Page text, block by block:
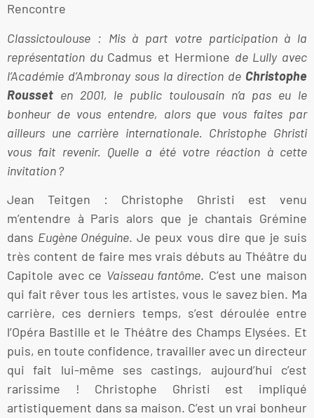
Rencontre
Classictoulouse : Mis à part votre participation à la
représentation du Cadmus et Hermione de Lully avec
l’Académie d’Ambronay sous la direction de Christophe
Rousset en 2001, le public toulousain n’a pas eu le
bonheur de vous entendre, alors que vous faites par
ailleurs une carrière internationale. Christophe Ghristi
vous fait revenir. Quelle a été votre réaction à cette
invitation ?
Jean Teitgen : Christophe Ghristi est venu
m’entendre à Paris alors que je chantais Grémine
dans Eugène Onéguine. Je peux vous dire que je suis
très content de faire mes vrais débuts au Théâtre du
Capitole avec ce Vaisseau fantôme. C’est une maison
qui fait rêver tous les artistes, vous le savez bien. Ma
carrière, ces derniers temps, s’est déroulée entre
l’Opéra Bastille et le Théâtre des Champs Elysées. Et
puis, en toute confidence, travailler avec un directeur
qui fait lui-même ses castings, aujourd’hui c’est
rarissime ! Christophe Ghristi est impliqué
artistiquement dans sa maison. C’est un vrai bonheur